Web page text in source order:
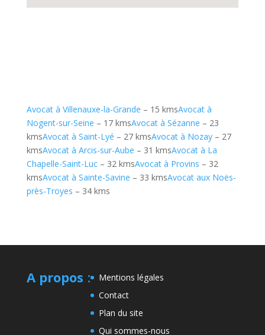
Avocat à Villenauxe-la-Grande – 15 kmsAvocat à
Nogent-sur-Seine – 17 kmsAvocat à Sézanne – 23
kmsAvocat à Saint-Lyé – 27 kmsAvocat à Nozay– 27
kmsAvocat à Arcis-sur-Aube – 31 kmsAvocat à La
Chapelle-Saint-Luc– 32 kmsAvocat à Provins – 32
kmsAvocat à Sainte-Savine – 33 kmsAvocat aux Noës-
près-Troyes – 34 kms
A propos :
Mentions légales
Contact
Plan du site
Qui sommes-nous